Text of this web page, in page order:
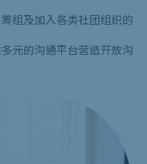
组及加入各类社团组织的
元的沟通平台营造开放沟